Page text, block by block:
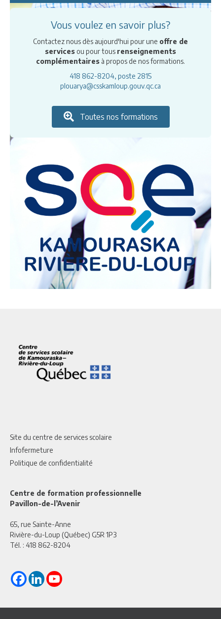
Vous voulez en savoir plus?
Contactez nous dès aujourd'hui pour une offre de
servicesou pour tous renseignements
complémentaires à propos de nos formations.
418 862-8204, poste 2815
plouarya@csskamloup.gouv.qc.ca
Toutes nos formations
Site du centre de services scolaire
Infofermeture
Politique de confidentialité
Centre de formation professionnelle
Pavillon-de-l’Avenir
65, rue Sainte-Anne
Rivière-du-Loup (Québec) G5R 1P3
Tél. : 418 862-8204